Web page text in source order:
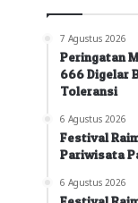
7 Agustus 2026
Peringatan
666 Digelar
Toleransi
6 Agustus 2026
Festival
Pariwisata
6 Agustus 2026